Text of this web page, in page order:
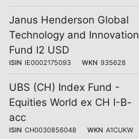
Janus Henderson Global
Technology and Innovation
Fund I2 USD
ISIN IE0002175093 WKN 935628
UBS (CH) Index Fund -
Equities World ex CH I-B-
acc
ISIN CH0030856048 WKN A1CUKW